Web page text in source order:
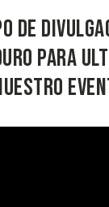
de
para